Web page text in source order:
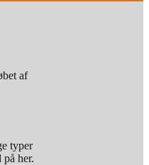
af
typer
her.